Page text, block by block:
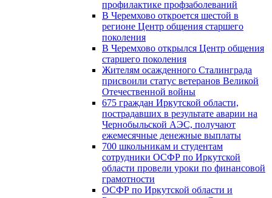
профилактике профзаболеваний
В Черемхово откроется шестой в
регионе Центр общения старшего
поколения
В Черемхово открылся Центр общения
старшего поколения
Жителям осажденного Сталинграда
присвоили статус ветеранов Великой
Отечественной войны
675 граждан Иркутской области,
пострадавших в результате аварии на
Чернобыльской АЭС, получают
ежемесячные денежные выплаты
700 школьникам и студентам
сотрудники ОСФР по Иркутской
области провели уроки по финансовой
грамотности
ОСФР по Иркутской области и